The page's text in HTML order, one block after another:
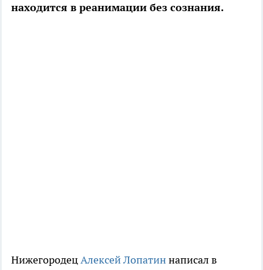
находится в реанимации без сознания.
НижегородецАлексей Лопатиннаписал в